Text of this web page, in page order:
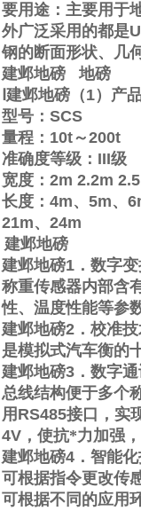
要用途：主要用于
外广泛采用的都是U
钢的断面形状、几
建邺地磅
地磅
建邺地磅（1）产
型号： SCS
量程： 10t～200t
准确度等级： III级
宽度： 2m 2.2m
长度： 4m、 5m、
21m、 24m
建邺地磅
建邺地磅1 ．数字
称重传感器内部含
性、温度性能等参
建邺地磅2 ．校准
是模拟式汽车衡的
建邺地磅3 ．数字
总线结构便于多个
用 RS485接口，实
4V ，使抗*力加强
建邺地磅4 ．智能
可根据指令更改传
可根据不同的应用